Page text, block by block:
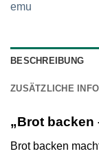
emu
BESCHREIBUNG
ZUSÄTZLICHE
„Brot backen
Brot backen